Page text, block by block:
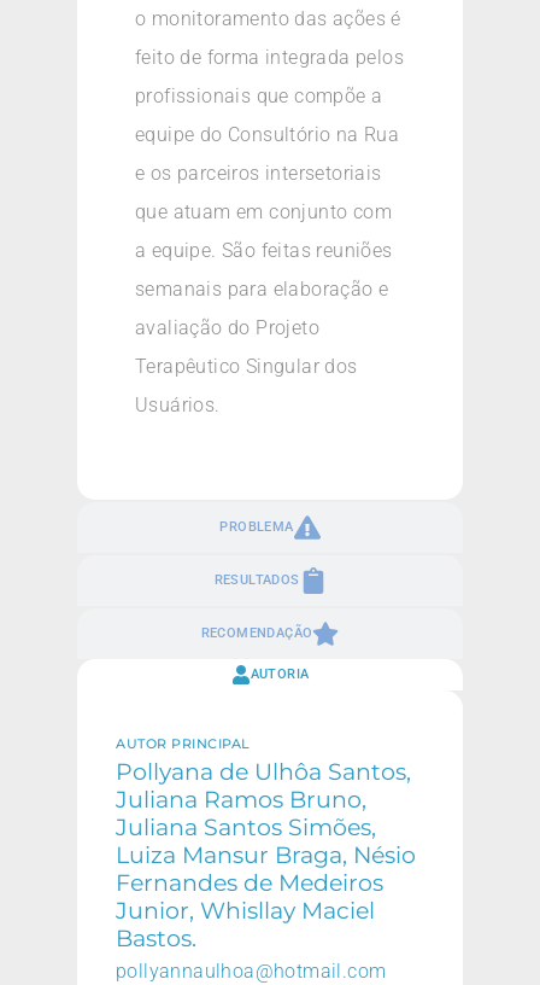
PROBLEMA
RESULTADOS
RECOMENDAÇÃO
o monitoramento das ações é
feito de forma integrada pelos
profissionais que compõe a
equipe do Consultório na Rua
e os parceiros intersetoriais
que atuam em conjunto com
a equipe. São feitas reuniões
semanais para elaboração e
avaliação do Projeto
Terapêutico Singular dos
Usuários.
AUTORIA
AUTOR PRINCIPAL
Pollyana de Ulhôa Santos,
Juliana Ramos Bruno,
Juliana Santos Simões,
Luiza Mansur Braga, Nésio
Fernandes de Medeiros
Junior, Whisllay Maciel
Bastos.
pollyannaulhoa@hotmail.com